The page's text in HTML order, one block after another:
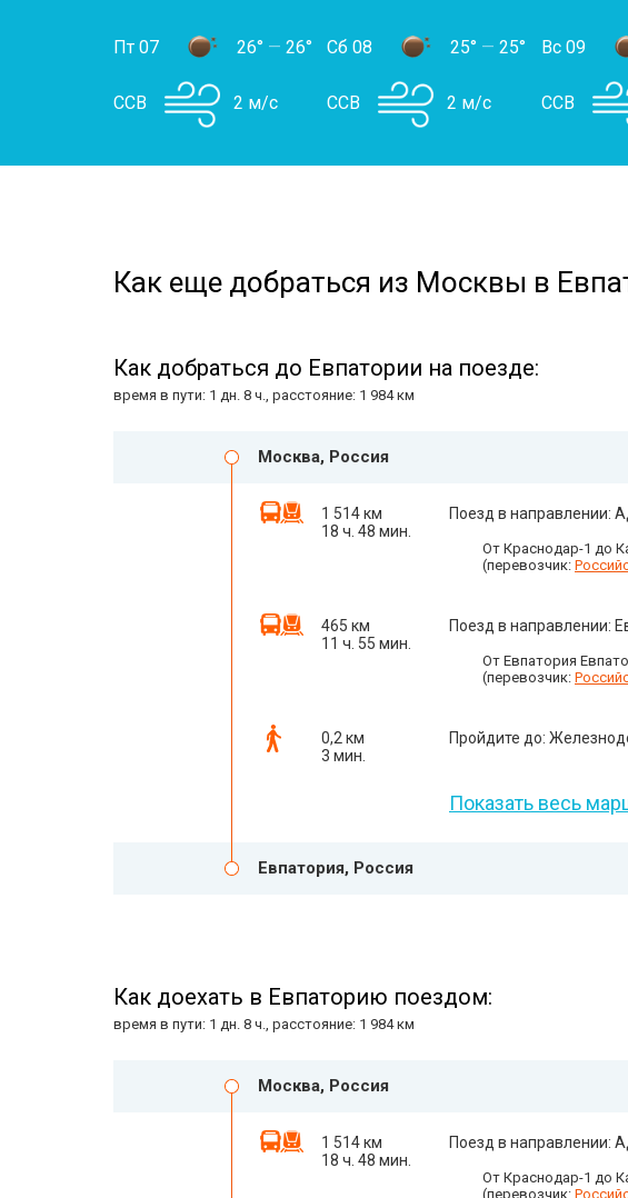
Пт 07 26° — 26°
ССВ 2 м/с
Сб 08 25° — 25°
ССВ 2 м/с
Вс 09
ССВ
Как еще добраться из Москвы в
Как добраться до Евпатории на поезде:
время в пути: 1 дн. 8 ч., расстояние: 1 984 км
Москва, Россия
1 514 км
18 ч. 48 мин.
Поезд в направлении:
От Краснодар-1 до
(перевозчик:
465 км
11 ч. 55 мин.
Поезд в направлении:
От Евпатория
(перевозчик:
0,2 км
3 мин.
Пройдите до:
Показать весь
Евпатория, Россия
Как доехать в Евпаторию поездом:
время в пути: 1 дн. 8 ч., расстояние: 1 984 км
Москва, Россия
1 514 км
18 ч. 48 мин.
Поезд в направлении:
От Краснодар-1 до
(перевозчик: